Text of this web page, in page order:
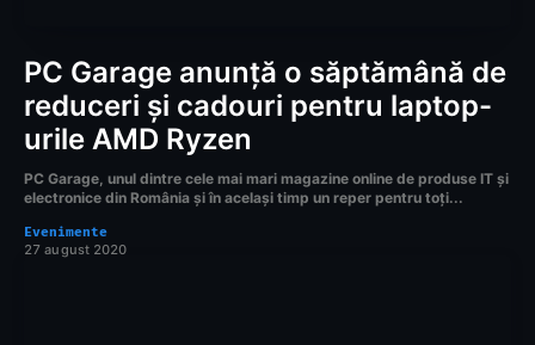
PC Garage anunţă o săptămână de
reduceri şi cadouri pentru laptop-
urile AMD Ryzen
PC Garage, unul dintre cele mai mari magazine online de produse IT și
electronice din România și în același timp un reper pentru toți...
Evenimente
27 august 2020